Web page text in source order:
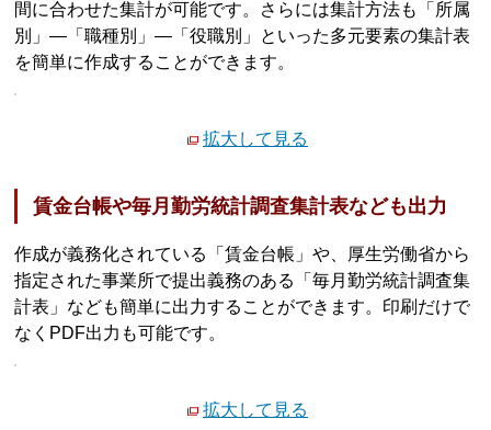
間に合わせた集計が可能です。さらには集計方法も「所属
別」―「職種別」―「役職別」といった多元要素の集計表
を簡単に作成することができます。
拡大して見る
賃金台帳や毎月勤労統計調査集計表なども出力
作成が義務化されている「賃金台帳」や、厚生労働省から
指定された事業所で提出義務のある「毎月勤労統計調査集
計表」なども簡単に出力することができます。印刷だけで
なくPDF出力も可能です。
拡大して見る